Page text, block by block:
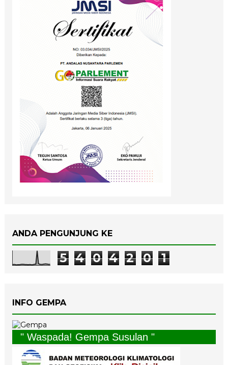
ANDA PENGUNJUNG KE
5 4 0 4 2 0 1
INFO GEMPA
" Waspada! Gempa Susulan "